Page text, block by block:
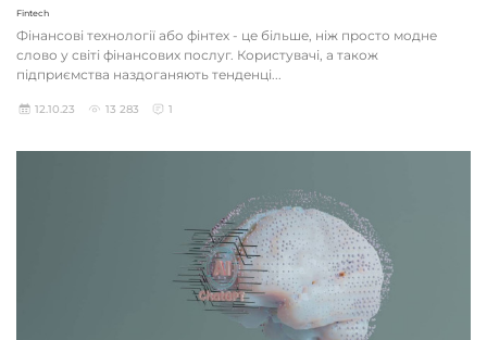
Fintech
Фінансові технології або фінтех - це більше, ніж просто модне
слово у світі фінансових послуг. Користувачі, а також
підприємства наздоганяють тенденці...
12.10.23 13 283 1